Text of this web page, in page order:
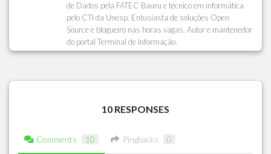
de Dados pela FATEC Bauru e técnico em informática
pelo CTI da Unesp. Entusiasta de soluções Open
Source e blogueiro nas horas vagas. Autor e mantenedor
do portal Terminal de Informação.
10 RESPONSES
Comments 10 Pingbacks 0